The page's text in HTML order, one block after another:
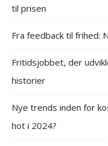
til prisen
Fra feedback til frihed:
Fritidsjobbet, der
historier
Nye trends inden for
hot i 2024?